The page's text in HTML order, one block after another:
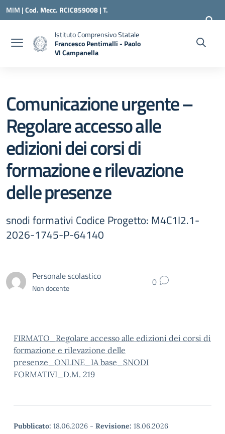
Vai ai contenuti
Vai al menu di navigazione
Vai al footer
MIM |Cod. Mecc. RCIC859008 | T.
RCIC859008@ISTRUZIONE.IT
Istituto Comprensivo Statale
Francesco Pentimalli - Paolo
VI Campanella
Comunicazione urgente –
Regolare accesso alle
edizioni dei corsi di
formazione e rilevazione
delle presenze
snodi formativi Codice Progetto: M4C1I2.1-
2026-1745-P-64140
Personale scolastico
Non docente 0
FIRMATO_Regolare accesso alle edizioni dei corsi di
formazione e rilevazione delle
presenze_ONLINE_IA base_SNODI
FORMATIVI_D.M. 219
Pubblicato: 18.06.2026 - Revisione: 18.06.2026